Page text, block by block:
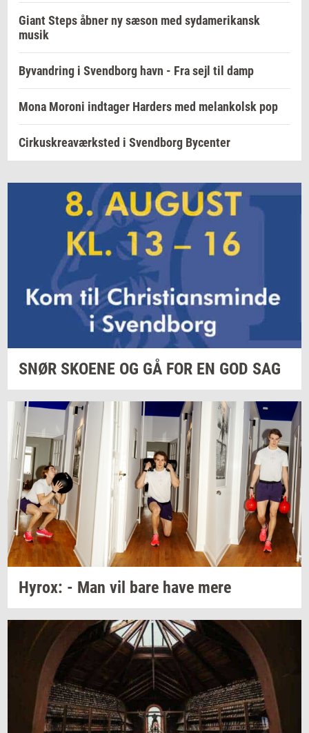
Giant Steps åbner ny sæson med sydamerikansk
musik
Byvandring i Svendborg havn - Fra sejl til damp
Mona Moroni indtager Harders med melankolsk pop
Cirkuskreaværksted i Svendborg Bycenter
SNØR SKO­E­NE OG GÅ FOR EN GOD SAG
Hyrox: - Man vil bare have mere